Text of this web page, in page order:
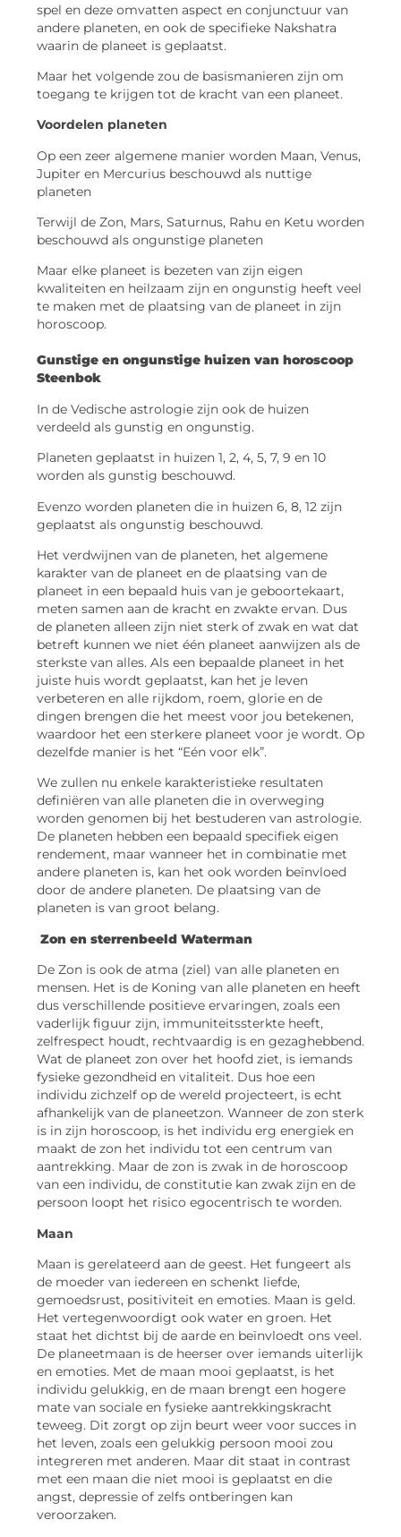
spel en deze omvatten aspect en conjunctuur van
andere planeten, en ook de specifieke Nakshatra
waarin de planeet is geplaatst.
Maar het volgende zou de basismanieren zijn om
toegang te krijgen tot de kracht van een planeet.
Voordelen planeten
Op een zeer algemene manier worden Maan, Venus,
Jupiter en Mercurius beschouwd als nuttige
planeten
Terwijl de Zon, Mars, Saturnus, Rahu en Ketu worden
beschouwd als ongunstige planeten
Maar elke planeet is bezeten van zijn eigen
kwaliteiten en heilzaam zijn en ongunstig heeft veel
te maken met de plaatsing van de planeet in zijn
horoscoop.
Gunstige en ongunstige huizen van horoscoop
Steenbok
In de Vedische astrologie zijn ook de huizen
verdeeld als gunstig en ongunstig.
Planeten geplaatst in huizen 1, 2, 4, 5, 7, 9 en 10
worden als gunstig beschouwd.
Evenzo worden planeten die in huizen 6, 8, 12 zijn
geplaatst als ongunstig beschouwd.
Het verdwijnen van de planeten, het algemene
karakter van de planeet en de plaatsing van de
planeet in een bepaald huis van je geboortekaart,
meten samen aan de kracht en zwakte ervan. Dus
de planeten alleen zijn niet sterk of zwak en wat dat
betreft kunnen we niet één planeet aanwijzen als de
sterkste van alles. Als een bepaalde planeet in het
juiste huis wordt geplaatst, kan het je leven
verbeteren en alle rijkdom, roem, glorie en de
dingen brengen die het meest voor jou betekenen,
waardoor het een sterkere planeet voor je wordt. Op
dezelfde manier is het “Eén voor elk”.
We zullen nu enkele karakteristieke resultaten
definiëren van alle planeten die in overweging
worden genomen bij het bestuderen van astrologie.
De planeten hebben een bepaald specifiek eigen
rendement, maar wanneer het in combinatie met
andere planeten is, kan het ook worden beïnvloed
door de andere planeten. De plaatsing van de
planeten is van groot belang.
Zon en sterrenbeeld Waterman
De Zon is ook de atma (ziel) van alle planeten en
mensen. Het is de Koning van alle planeten en heeft
dus verschillende positieve ervaringen, zoals een
vaderlijk figuur zijn, immuniteitssterkte heeft,
zelfrespect houdt, rechtvaardig is en gezaghebbend.
Wat de planeet zon over het hoofd ziet, is iemands
fysieke gezondheid en vitaliteit. Dus hoe een
individu zichzelf op de wereld projecteert, is echt
afhankelijk van de planeetzon. Wanneer de zon sterk
is in zijn horoscoop, is het individu erg energiek en
maakt de zon het individu tot een centrum van
aantrekking. Maar de zon is zwak in de horoscoop
van een individu, de constitutie kan zwak zijn en de
persoon loopt het risico egocentrisch te worden.
Maan
Maan is gerelateerd aan de geest. Het fungeert als
de moeder van iedereen en schenkt liefde,
gemoedsrust, positiviteit en emoties. Maan is geld.
Het vertegenwoordigt ook water en groen. Het
staat het dichtst bij de aarde en beïnvloedt ons veel.
De planeetmaan is de heerser over iemands uiterlijk
en emoties. Met de maan mooi geplaatst, is het
individu gelukkig, en de maan brengt een hogere
mate van sociale en fysieke aantrekkingskracht
teweeg. Dit zorgt op zijn beurt weer voor succes in
het leven, zoals een gelukkig persoon mooi zou
integreren met anderen. Maar dit staat in contrast
met een maan die niet mooi is geplaatst en die
angst, depressie of zelfs ontberingen kan
veroorzaken.